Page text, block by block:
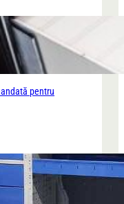
pentru